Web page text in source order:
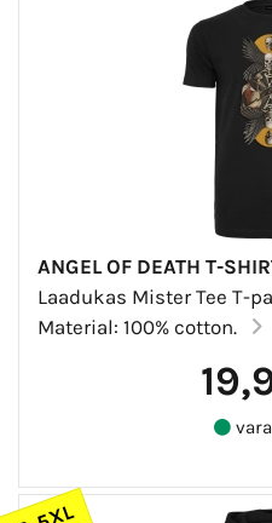
ANGEL OF DEATH T-
Laadukas Mister Tee T-
Material: 100% cotton.